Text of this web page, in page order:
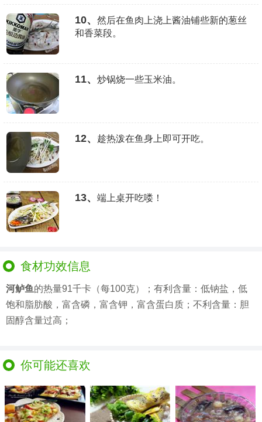
10、
然后在鱼肉上浇上酱油铺些新的葱丝
和香菜段。
11、 炒锅烧一些玉米油。
12、 趁热泼在鱼身上即可开吃。
13、 端上桌开吃喽！
食材功效信息
河鲈鱼的热量91千卡（每100克）；有利含量：低钠盐，低
饱和脂肪酸，富含磷，富含钾，富含蛋白质；不利含量：胆
固醇含量过高；
你可能还喜欢